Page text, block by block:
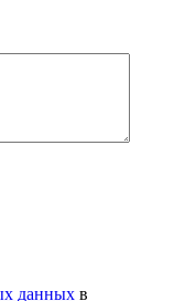
данных в